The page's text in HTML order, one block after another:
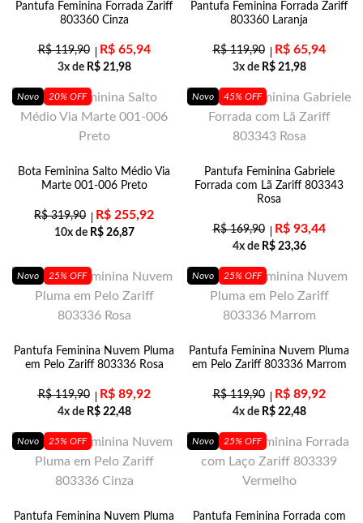
Pantufa Feminina Forrada Zariff
803360 Cinza
R$119,90 R$65,94
3x de R$21,98
Pantufa Feminina Forrada Zariff
803360 Laranja
R$119,90 R$65,94
3x de R$21,98
Novo 20% OFF
Bota Feminina Salto Médio Via
Marte 001-006 Preto
R$319,90 R$ 255,92
10x de R$26,87
Novo 45% OFF
Pantufa Feminina Gabriele
Forrada com Lã Zariff 803343
Rosa
R$169,90 R$93,44
4x de R$23,36
Novo 25% OFF
Pantufa Feminina Nuvem Pluma
em Pelo Zariff 803336 Rosa
R$119,90 R$89,92
4x de R$22,48
Novo 25% OFF
Pantufa Feminina Nuvem Pluma
em Pelo Zariff 803336 Marrom
R$119,90 R$89,92
4x de R$22,48
Novo 25% OFF
Pantufa Feminina Nuvem Pluma
Novo 25% OFF
Pantufa Feminina Forrada com